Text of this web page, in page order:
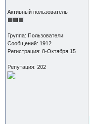
Активный пользователь
Группа: Пользователи
Сообщений: 1912
Регистрация: 8-Октября 15
Репутация: 202